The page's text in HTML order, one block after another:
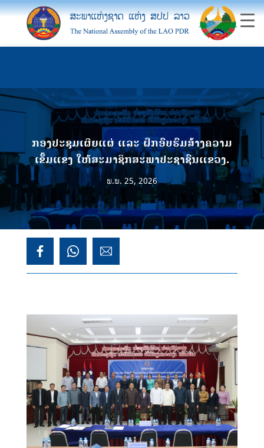
ກອງປະຊຸມເຜີຍແຜ່ ແລະ ຝຶກອົບຮົມສ້າງຄວາມ
ເຂັ້ມແຂງ ໃຫ້ສະມາຊິກສະພາປະຊາຊົນແຂວງ.
ພ.ພ. 25, 2026